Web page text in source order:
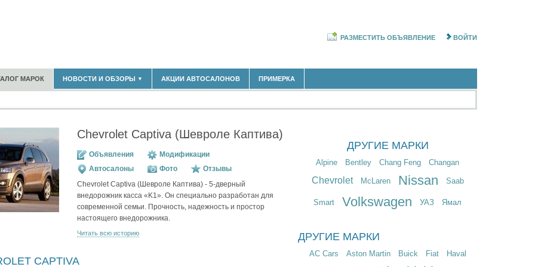
(14298)
РАЗМЕСТИТЬ ОБЪЯВЛЕНИЕ ВОЙТИ
МАРОК НОВОСТИ И ОБЗОРЫ ▼
МАТЕРИАЛЫ ПАРТНЕРОВ
ВЫСТАВКИ И АВТОСАЛОНЫ
АКЦИИ АВТОСАЛОНОВ ПРИМЕРКА
Chevrolet Captiva (Шевроле Каптива)
Объявления
Модификации
Автосалоны
Фото
Отзывы
Chevrolet Captiva (Шевроле Каптива) - 5-дверный
внедорожник касса «K1». Он специально разработан для
современной семьи. Прочность, надежность и простор
настоящего внедорожника.
Читать всю историю
CAPTIVA
ДРУГИЕ МАРКИ
Alpine Bentley Chang Feng Changan
Chevrolet McLaren Nissan Saab
Smart Volkswagen УАЗ Ямал
ДРУГИЕ МАРКИ
AC Cars Aston Martin Buick Fiat Haval